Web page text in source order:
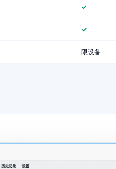
✓
✓
限设备